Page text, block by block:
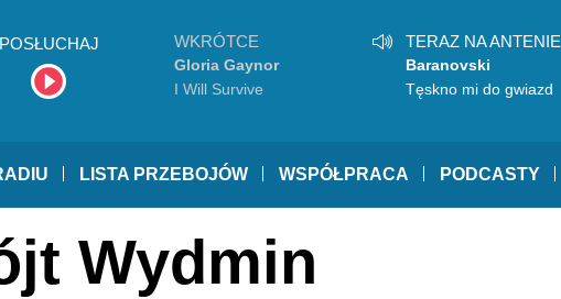
POSŁUCHAJ WKRÓTCE
Gloria Gaynor
I Will Survive
TERAZ NA ANTENIE
Baranovski
Tęskno mi do gwiazd
LISTA PRZEBOJÓW WSPÓŁPRACA PODCASTY
Wydmin